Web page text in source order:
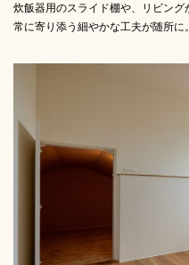
炊飯器用のスライド棚や、リビン
常に寄り添う細やかな工夫が随所に。